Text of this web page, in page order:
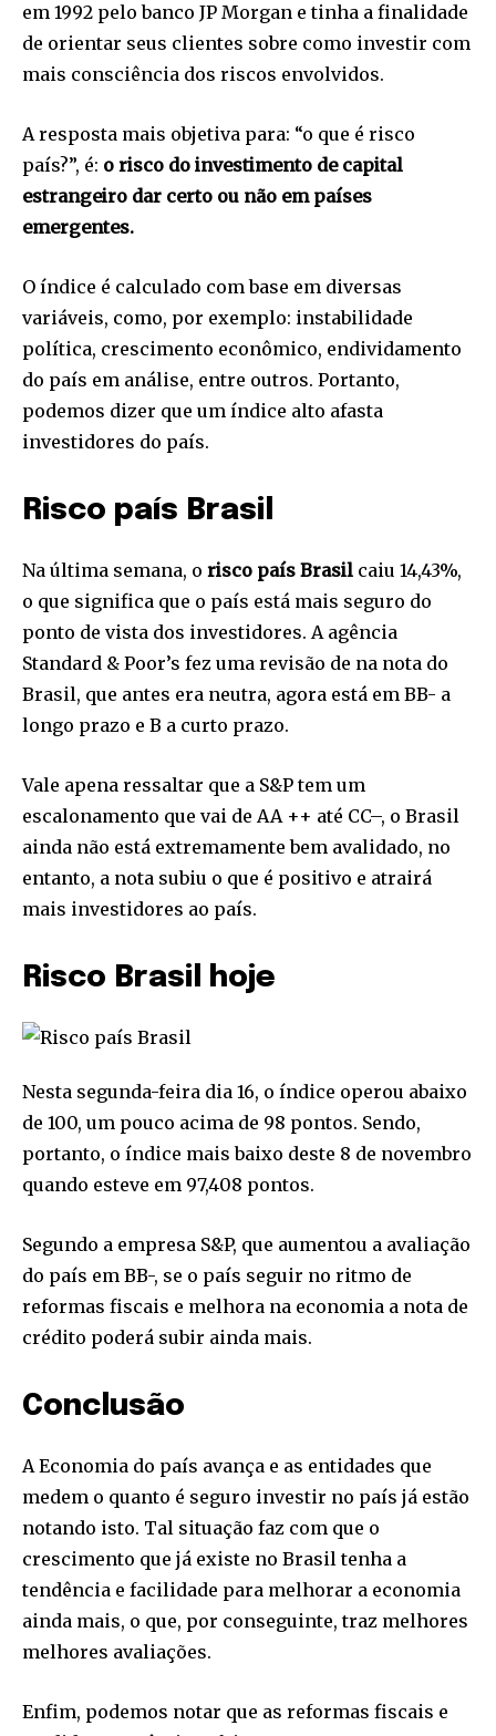
Join our community of
SUBSCRIBERS and be part of the
conversation.
To subscribe, simply enter your email address on our website
your privacy and won't spam your inbox. Your information is
safe with us.
SUBSCRIBE
I've read and accept thePrivacy Policy.
[td_block_social_counter style=”style7 td-social-boxed”
manual_count_twitch=”11243″ tiktok=”#”
manual_count_tiktok=”32214″ f_network_font_family=”tt-
em 1992 pelo banco JP Morgan e tinha a finalidade
de orientar seus clientes sobre como investir com
mais consciência dos riscos envolvidos.
A resposta mais objetiva para: “o que é risco
país?”, é: o risco do investimento de capital
estrangeiro dar certo ou não em países
emergentes.
O índice é calculado com base em diversas
variáveis, como, por exemplo: instabilidade
política, crescimento econômico, endividamento
do país em análise, entre outros. Portanto,
podemos dizer que um índice alto afasta
investidores do país.
Risco país Brasil
Na última semana, o risco país Brasil caiu 14,43%,
o que significa que o país está mais seguro do
ponto de vista dos investidores. A agência
Standard & Poor’s fez uma revisão de na nota do
Brasil, que antes era neutra, agora está em BB- a
longo prazo e B a curto prazo.
Vale apena ressaltar que a S&P tem um
escalonamento que vai de AA ++ até CC–, o Brasil
ainda não está extremamente bem avalidado, no
entanto, a nota subiu o que é positivo e atrairá
mais investidores ao país.
Risco Brasil hoje
Nesta segunda-feira dia 16, o índice operou abaixo
de 100, um pouco acima de 98 pontos. Sendo,
portanto, o índice mais baixo deste 8 de novembro
quando esteve em 97,408 pontos.
Segundo a empresa S&P, que aumentou a avaliação
do país em BB-, se o país seguir no ritmo de
reformas fiscais e melhora na economia a nota de
crédito poderá subir ainda mais.
Conclusão
A Economia do país avança e as entidades que
medem o quanto é seguro investir no país já estão
notando isto. Tal situação faz com que o
crescimento que já existe no Brasil tenha a
tendência e facilidade para melhorar a economia
ainda mais, o que, por conseguinte, traz melhores
melhores avaliações.
Enfim, podemos notar que as reformas fiscais e